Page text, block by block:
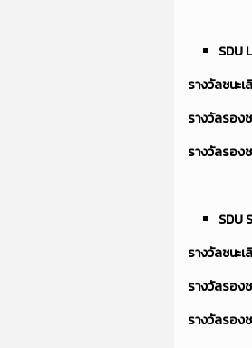
SDU
รางวัลชนะเ
รางวัลรอง
รางวัลรอง
SDU
รางวัลชนะเ
รางวัลรอง
รางวัลรอง